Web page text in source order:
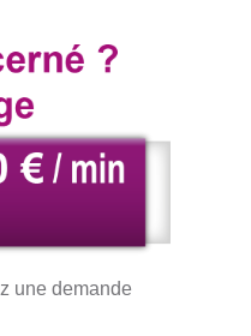
une demande